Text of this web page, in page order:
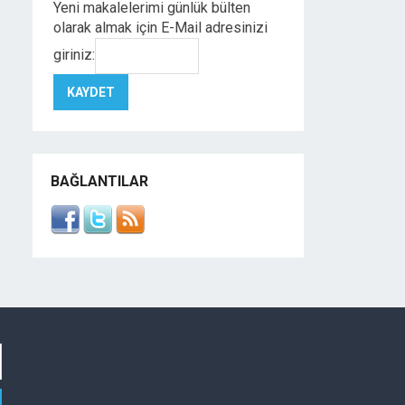
Yeni makalelerimi günlük bülten
olarak almak için E-Mail adresinizi
giriniz:
BAĞLANTILAR